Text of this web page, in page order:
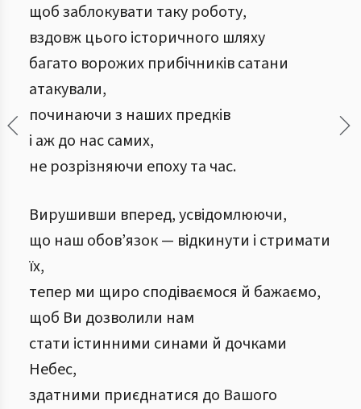
щоб заблокувати таку роботу,
вздовж цього історичного шляху
багато ворожих прибічників сатани
атакували,
починаючи з наших предків
і аж до нас самих,
не розрізняючи епоху та час.
Вирушивши вперед, усвідомлюючи,
що наш обов’язок — відкинути і стримати
їх,
тепер ми щиро сподіваємося й бажаємо,
щоб Ви дозволили нам
стати істинними синами й дочками
Небес,
здатними приєднатися до Вашого